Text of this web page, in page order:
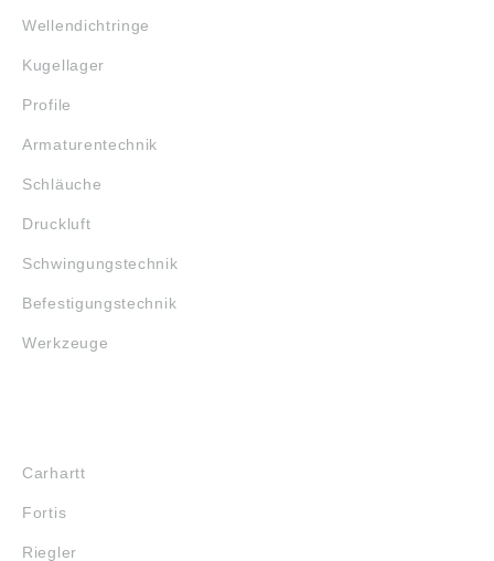
Wellendichtringe
Kugellager
Profile
Armaturentechnik
Schläuche
Druckluft
Schwingungstechnik
Befestigungstechnik
Werkzeuge
Carhartt
Fortis
Riegler